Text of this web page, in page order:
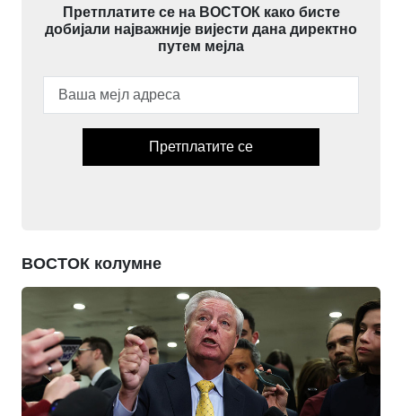
Претплатите се на ВОСТОК како бисте
добијали најважније вијести дана директно
путем мејла
Претплатите се
ВОСТОК колумне